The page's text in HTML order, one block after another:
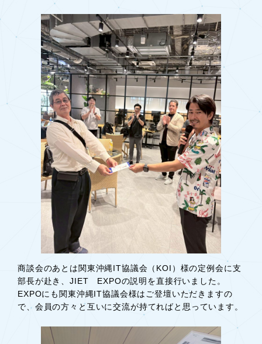
商談会のあとは関東沖縄IT協議会（KOI）様の定例会に支
部長が赴き、JIET EXPOの説明を直接行いました。
EXPOにも関東沖縄IT協議会様はご登壇いただきますの
で、会員の方々と互いに交流が持てればと思っています。